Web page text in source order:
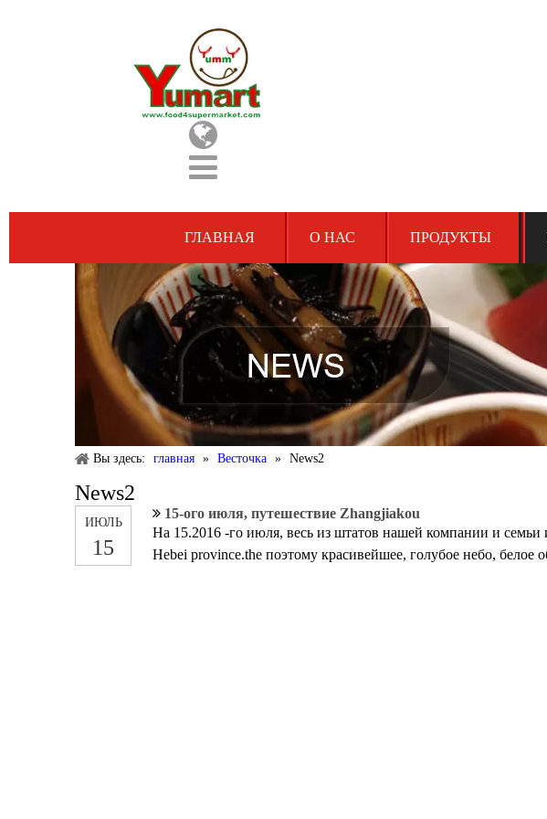
ГЛАВНАЯ О НАС ПРОДУКТЫ
Вы здесь: главная » Весточка » News2
News2
ИЮЛЬ
15
15-ого июля, путешествие Zhangjiakou
На 15.2016 -го июля, весь из штатов нашей компании и
Hebei province.the поэтому красивейшее, голубое небо, белое